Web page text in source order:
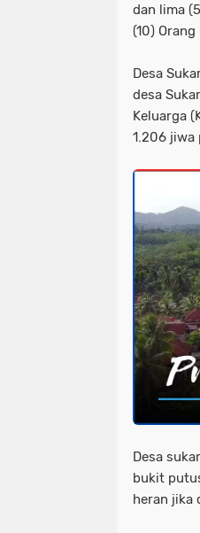
dan lima
(10)
Desa
desa
Keluarga
1.206 jiwa
Desa
bukit
heran jika